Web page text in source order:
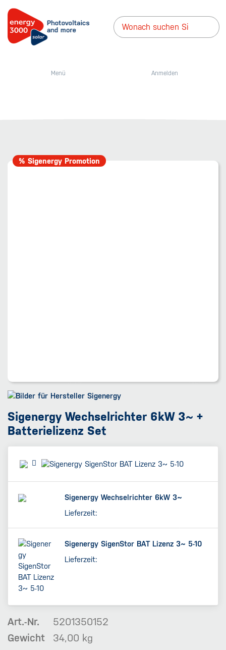
Menü Anmelden
% Sigenergy Promotion
Sigenergy Wechselrichter 6kW 3~ +
Batterielizenz Set
Sigenergy Wechselrichter 6kW 3~
Lieferzeit:
Sigenergy SigenStor BAT Lizenz 3~ 5-10
Lieferzeit:
Art.-Nr.
5201350152
Gewicht
34,00 kg